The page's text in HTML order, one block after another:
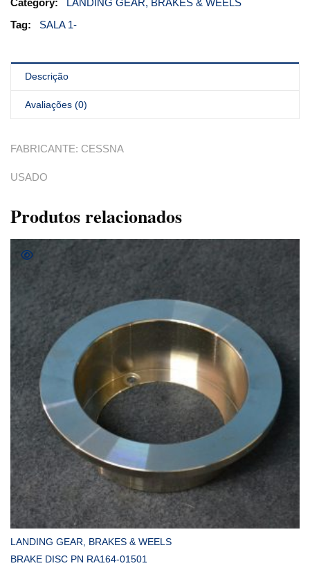
Category:
LANDING GEAR, BRAKES & WEELS
Tag:
SALA 1-
Descrição
Avaliações (0)
FABRICANTE: CESSNA
USADO
Produtos relacionados
COMPRAR
LANDING GEAR, BRAKES & WEELS
BRAKE DISC PN RA164-01501